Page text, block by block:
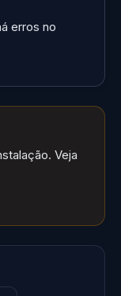
erros no
Veja